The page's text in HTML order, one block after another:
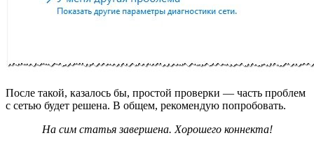
После такой, казалось бы, простой проверки — часть проблем
с сетью будет решена. В общем, рекомендую попробовать.
На сим статья завершена. Хорошего коннекта!